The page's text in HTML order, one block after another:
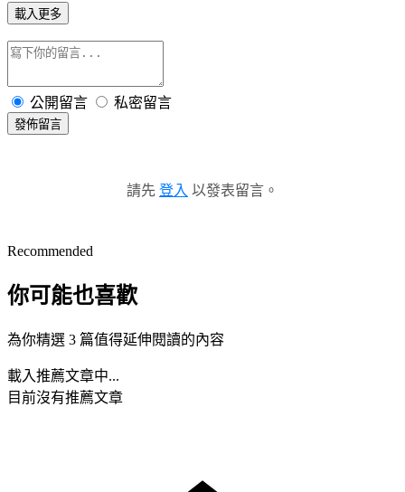
載入更多
公開留言 私密留言
發佈留言
請先 登入 以發表留言。
Recommended
你可能也喜歡
為你精選 3 篇值得延伸閱讀的內容
載入推薦文章中...
目前沒有推薦文章